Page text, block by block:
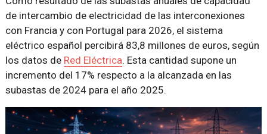
de intercambio de electricidad de las interconexiones
con Francia y con Portugal para 2026, el sistema
eléctrico español percibirá 83,8 millones de euros, según
los datos de Red Eléctrica. Esta cantidad supone un
incremento del 17% respecto a la alcanzada en las
subastas de 2024 para el año 2025.